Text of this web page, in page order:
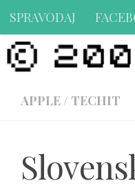
Preskočiť na obsah
SPRAVODAJ
APPLE / TECHIT